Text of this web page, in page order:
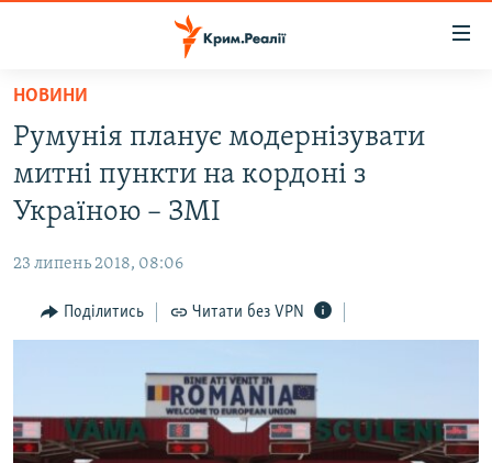
Перейти
основного
матеріалу
Перейти
до
основної
Перейти
до
ВОДА.КРИМ
ВІДЕО ТА ФОТО
БЛОГИ
ПОГЛЯД
СПЕЦПРОЕКТИ
НОВИНИ
Румунія планує модернізувати
митні пункти на кордоні з
Україною – ЗМІ
23 липень 2018, 08:06
Поділитись Читати без VPN